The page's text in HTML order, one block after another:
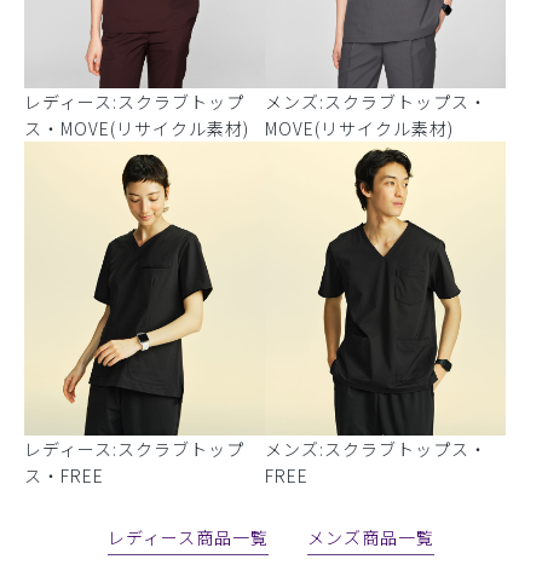
レディース:スクラブトップ
ス・MOVE(リサイクル素材)
メンズ:スクラブトップス・
MOVE(リサイクル素材)
レディース:スクラブトップ
ス・FREE
メンズ:スクラブトップス・
FREE
レディース商品一覧 メンズ商品一覧